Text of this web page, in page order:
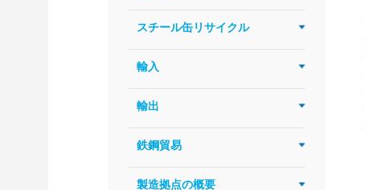
スチール缶リサイクル
輸入
輸出
鉄鋼貿易
製造拠点の概要